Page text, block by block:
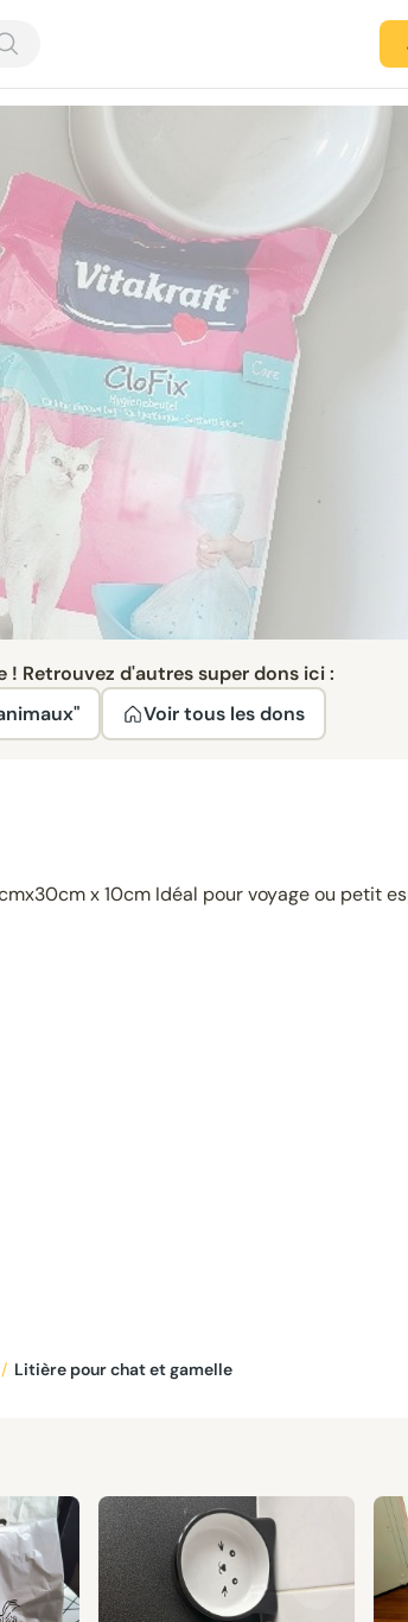
Retrouvez d'autres super dons ici :
Voir tous les dons
x 10cm Idéal pour voyage ou petit
/ Litière pour chat et gamelle